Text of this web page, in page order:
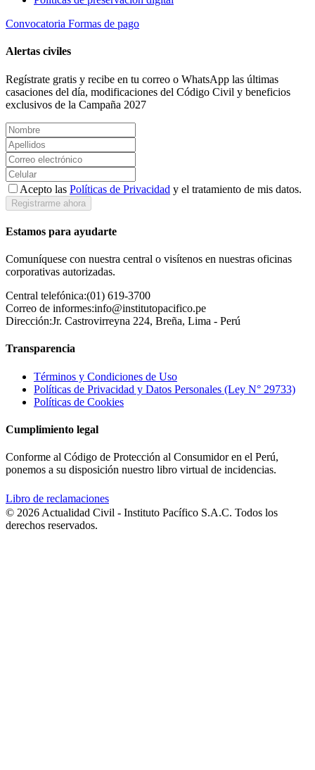
Convocatoria Formas de pago
Alertas civiles
Regístrate gratis y recibe en tu correo o WhatsApp las últimas
casaciones del día, modificaciones del Código Civil y beneficios
exclusivos de la Campaña 2027
Acepto las Políticas de Privacidad y el tratamiento de mis datos.
Registrarme ahora
Estamos para ayudarte
Comuníquese con nuestra central o visítenos en nuestras oficinas
corporativas autorizadas.
Central telefónica:(01) 619-3700
Correo de informes:info@institutopacifico.pe
Dirección:Jr. Castrovirreyna 224, Breña, Lima - Perú
Transparencia
Términos y Condiciones de Uso
Políticas de Privacidad y Datos Personales (Ley N° 29733)
Políticas de Cookies
Cumplimiento legal
Conforme al Código de Protección al Consumidor en el Perú,
ponemos a su disposición nuestro libro virtual de incidencias.
Libro de reclamaciones
© 2026 Actualidad Civil - Instituto Pacífico S.A.C. Todos los
derechos reservados.